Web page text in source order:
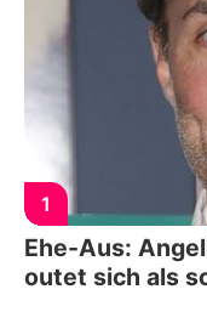
1
Ehe-Aus:
outet sich als